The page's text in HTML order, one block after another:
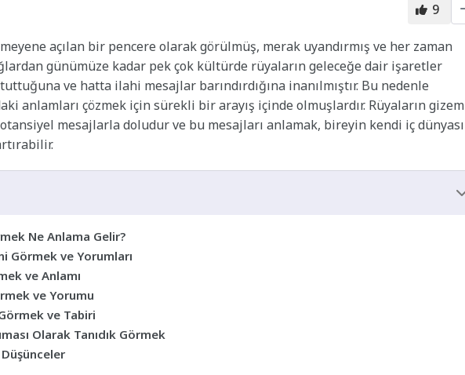
9
açılan bir pencere olarak görülmüş, merak uyandırmış ve her zaman
günümüze kadar pek çok kültürde rüyaların geleceğe dair işaretler
ve hatta ilahi mesajlar barındırdığına inanılmıştır. Bu nedenle
anlamları çözmek için sürekli bir arayış içinde olmuşlardır. Rüyaların
mesajlarla doludur ve bu mesajları anlamak, bireyin kendi iç
Ne Anlama Gelir?
Görmek ve Yorumları
ve Anlamı
ve Yorumu
ve Tabiri
Olarak Tanıdık Görmek